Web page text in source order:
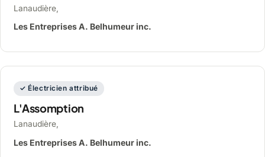
Lanaudière,
Les Entreprises A. Belhumeur inc.
✓ Électricien attribué
L'Assomption
Lanaudière,
Les Entreprises A. Belhumeur inc.